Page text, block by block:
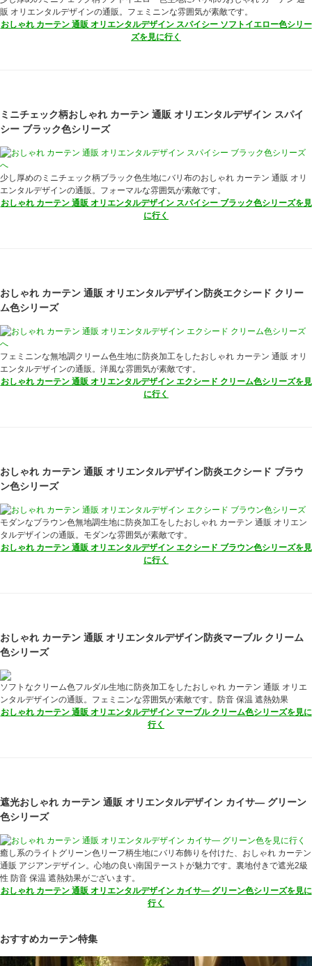
販 オリエンタルデザインの通販。フェミニンな雰囲気が素敵です。
おしゃれ カーテン 通販 オリエンタルデザイン スパイシー ソフトイエロー色シリー
ズを見に行く
ミニチェック柄おしゃれ カーテン 通販 オリエンタルデザイン スパイ
シー ブラック色シリーズ
少し厚めのミニチェック柄ブラック色生地にバリ布のおしゃれ カーテン 通販 オリ
エンタルデザインの通販。フォーマルな雰囲気が素敵です。
おしゃれ カーテン 通販 オリエンタルデザイン スパイシー ブラック色シリーズを見
に行く
おしゃれ カーテン 通販 オリエンタルデザイン防炎エクシード クリー
ム色シリーズ
フェミニンな無地調クリーム色生地に防炎加工をしたおしゃれ カーテン 通販 オリ
エンタルデザインの通販。洋風な雰囲気が素敵です。
おしゃれ カーテン 通販 オリエンタルデザイン エクシード クリーム色シリーズを見
に行く
おしゃれ カーテン 通販 オリエンタルデザイン防炎エクシード ブラウ
ン色シリーズ
モダンなブラウン色無地調生地に防炎加工をしたおしゃれ カーテン 通販 オリエン
タルデザインの通販。モダンな雰囲気が素敵です。
おしゃれ カーテン 通販 オリエンタルデザイン エクシード ブラウン色シリーズを見
に行く
おしゃれ カーテン 通販 オリエンタルデザイン防炎マーブル クリーム
色シリーズ
ソフトなクリーム色フルダル生地に防炎加工をしたおしゃれ カーテン 通販 オリエ
ンタルデザインの通販。フェミニンな雰囲気が素敵です。防音 保温 遮熱効果
おしゃれ カーテン 通販 オリエンタルデザイン マーブル クリーム色シリーズを見に
行く
遮光おしゃれ カーテン 通販 オリエンタルデザイン カイサ― グリーン
色シリーズ
癒し系のライトグリーン色リーフ柄生地にバリ布飾りを付けた、おしゃれ カーテン
通販 アジアンデザイン。心地の良い南国テーストが魅力です。裏地付きで遮光2級
性 防音 保温 遮熱効果がございます。
おしゃれ カーテン 通販 オリエンタルデザイン カイサ― グリーン色シリーズを見に
行く
おすすめカーテン特集